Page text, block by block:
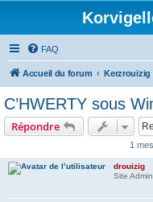
FAQ
Accueil du forum
C’HWERTY sous
Répondre
1
drouizig
Site Admin